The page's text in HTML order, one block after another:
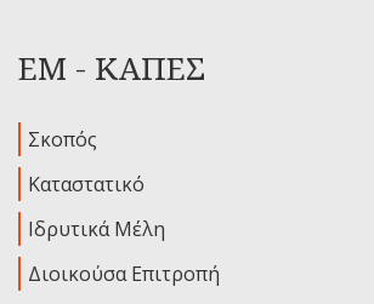
ΕΜ - ΚΑΠΕΣ
Σκοπός
Καταστατικό
Ιδρυτικά Μέλη
Διοικούσα Επιτροπή